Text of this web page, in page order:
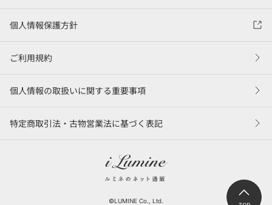
個人情報保護方針
ご利用規約
個人情報の取扱いに関する重要事項
特定商取引法・古物営業法に基づく表記
©LUMINE Co., Ltd.